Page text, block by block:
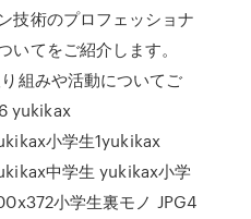
技術のプロフェッショナ
いてをご紹介します。
組みや活動についてご
yukikax
小学生1yukikax
中学生 yukikax小学
小学生裏モノ JPG4